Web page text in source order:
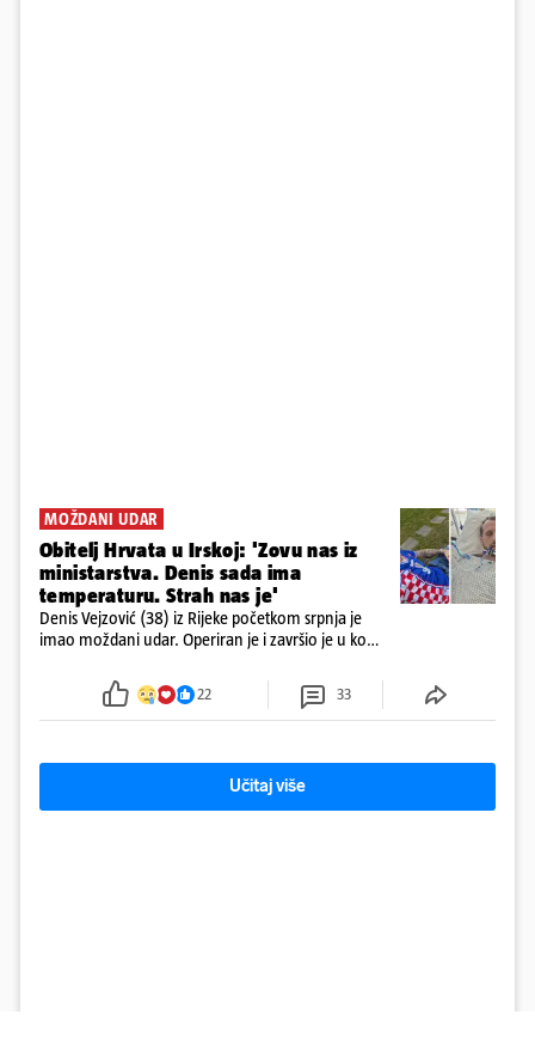
MOŽDANI UDAR
Obitelj Hrvata u Irskoj: 'Zovu nas iz
ministarstva. Denis sada ima
temperaturu. Strah nas je'
Denis Vejzović (38) iz Rijeke početkom srpnja je
imao moždani udar. Operiran je i završio je u komi.
tamošnji liječnici ne vjeruju u oporavak: 'Imamo
22 33
Učitaj više